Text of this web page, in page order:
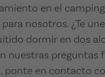
en el camping
nosotros. ¿Te
dormir en dos
nuestras preguntas
ponte en contacto